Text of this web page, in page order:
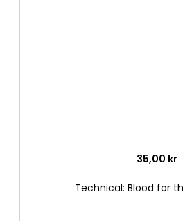
35,00 kr
Technical: Blood for